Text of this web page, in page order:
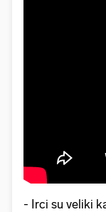
- Irci su veliki